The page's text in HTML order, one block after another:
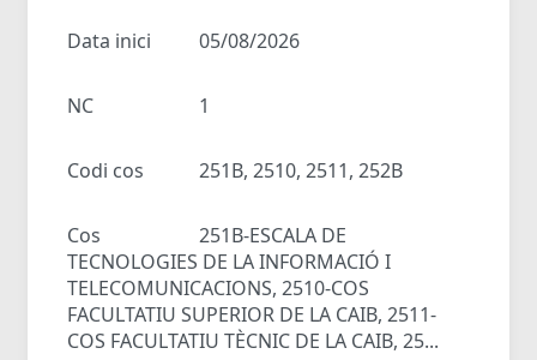
Data inici 05/08/2026
NC 1
Codi cos 251B, 2510, 2511, 252B
Cos
251B-ESCALA DE
TECNOLOGIES DE LA INFORMACIÓ I
TELECOMUNICACIONS, 2510-COS
FACULTATIU SUPERIOR DE LA CAIB, 2511-
COS FACULTATIU TÈCNIC DE LA CAIB, 25...